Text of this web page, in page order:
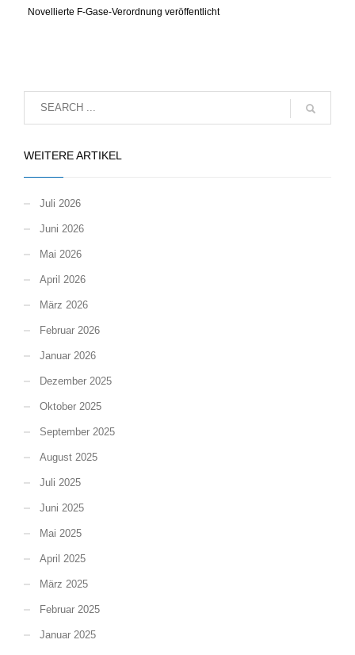
Novellierte F-Gase-Verordnung veröffentlicht
WEITERE ARTIKEL
Juli 2026
Juni 2026
Mai 2026
April 2026
März 2026
Februar 2026
Januar 2026
Dezember 2025
Oktober 2025
September 2025
August 2025
Juli 2025
Juni 2025
Mai 2025
April 2025
März 2025
Februar 2025
Januar 2025